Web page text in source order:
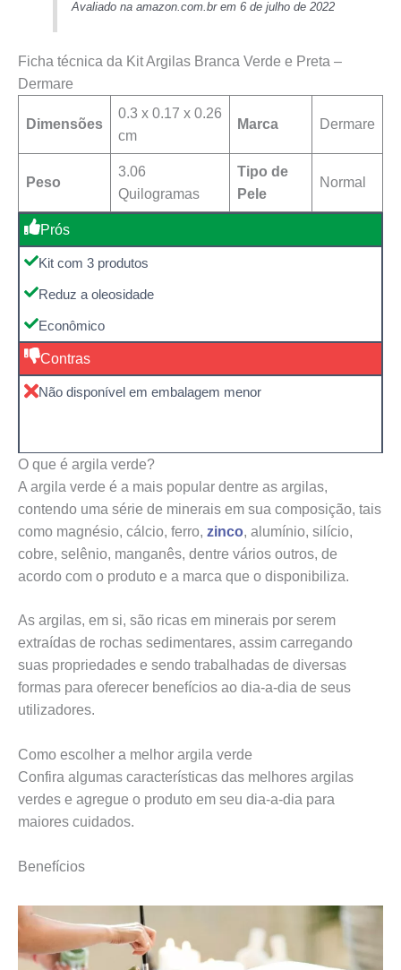
Avaliado na amazon.com.br em 6 de julho de 2022
Ficha técnica da Kit Argilas Branca Verde e Preta –
Dermare
Dimensões
‎0.3 x 0.17 x 0.26
cm
Marca ‎Dermare
Peso
3.06
Quilogramas
Tipo de
Pele
‎Normal
Prós
Kit com 3 produtos
Reduz a oleosidade
Econômico
Contras
Não disponível em embalagem menor
O que é argila verde?
A argila verde é a mais popular dentre as argilas,
contendo uma série de minerais em sua composição, tais
como magnésio, cálcio, ferro, zinco, alumínio, silício,
cobre, selênio, manganês, dentre vários outros, de
acordo com o produto e a marca que o disponibiliza.
As argilas, em si, são ricas em minerais por serem
extraídas de rochas sedimentares, assim carregando
suas propriedades e sendo trabalhadas de diversas
formas para oferecer benefícios ao dia-a-dia de seus
utilizadores.
Como escolher a melhor argila verde
Confira algumas características das melhores argilas
verdes e agregue o produto em seu dia-a-dia para
maiores cuidados.
Benefícios